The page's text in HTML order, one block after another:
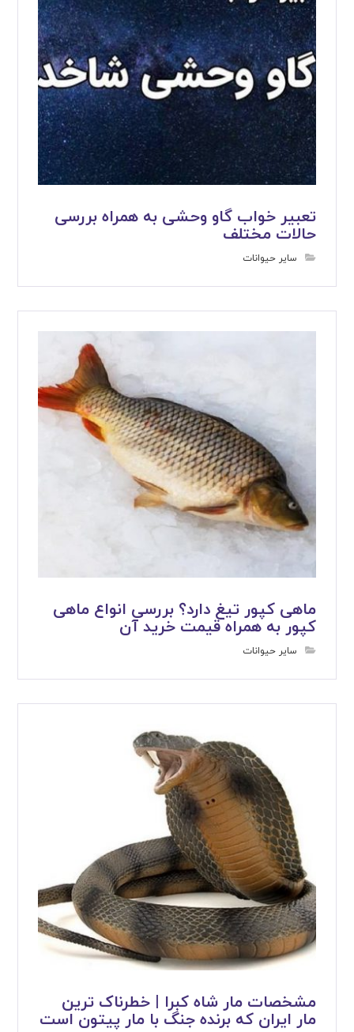
تعبیر خواب گاو وحشی به همراه بررسی
حالات مختلف
سایر حیوانات
ماهی کپور تیغ دارد؟ بررسی انواع ماهی
کپور به همراه قیمت خرید آن
سایر حیوانات
مشخصات مار شاه کبرا | خطرناک ترین
مار ایران که برنده جنگ با مار پیتون است